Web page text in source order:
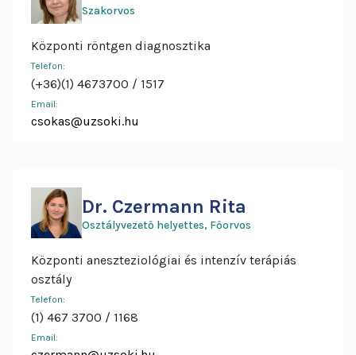
Szakorvos
Központi röntgen diagnosztika
Telefon:
(+36)(1) 4673700 1517
Email:
csokas@uzsoki.hu
Dr. Czermann Rita
Osztályvezető helyettes, Főorvos
Központi aneszteziológiai és intenzív terápiás
osztály
Telefon:
(1) 467 3700 1168
Email: